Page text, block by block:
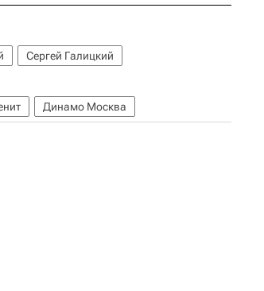
Сергей Галицкий
Динамо Москва